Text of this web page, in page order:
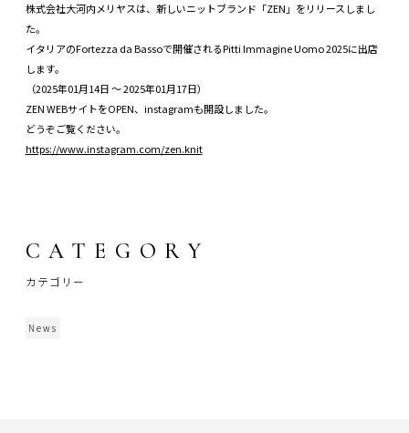
株式会社大河内メリヤスは、新しいニットブランド「ZEN」をリリースしまし
た。
イタリアのFortezza da Bassoで開催されるPitti Immagine Uomo 2025に出店
します。
（2025年01月14日 ～ 2025年01月17日）
ZEN WEBサイトをOPEN、instagramも開設しました。
どうぞご覧ください。
https://www.instagram.com/zen.knit
CATEGORY
カテゴリー
News